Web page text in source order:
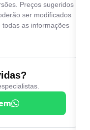
Preços sugeridos
ser modificados
as informações